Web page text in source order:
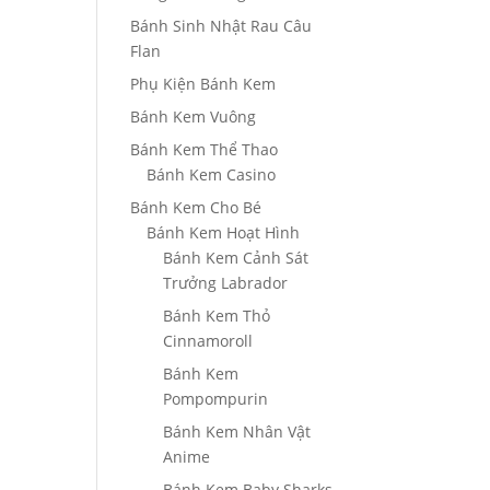
Bánh Sinh Nhật Rau Câu
Flan
Phụ Kiện Bánh Kem
Bánh Kem Vuông
Bánh Kem Thể Thao
Bánh Kem Casino
Bánh Kem Cho Bé
Bánh Kem Hoạt Hình
Bánh Kem Cảnh Sát
Trưởng Labrador
Bánh Kem Thỏ
Cinnamoroll
Bánh Kem
Pompompurin
Bánh Kem Nhân Vật
Anime